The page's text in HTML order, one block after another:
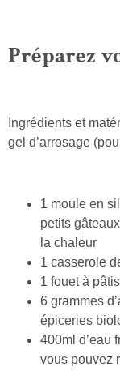
Préparez
Ingrédients et
gel d’arrosage
1 moule en
petits
la chaleur
1 casserole
1 fouet à
6 grammes
épiceries
400ml d’eau
vous pouvez